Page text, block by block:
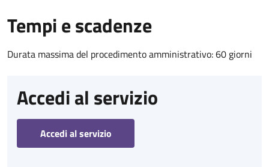
Tempi e scadenze
Durata massima del procedimento amministrativo: 60 giorni
Accedi al servizio
Accedi al servizio